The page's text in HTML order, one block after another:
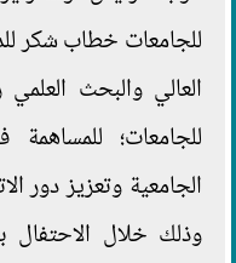
للجامعات خطاب شكر
العالي والبحث
للجامعات؛
الجامعية وتعزيز دور
وذلك خلال الاحتفال